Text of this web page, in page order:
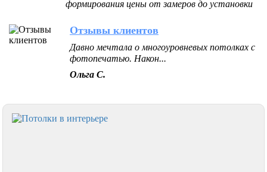
формирования цены от замеров до установки
Отзывы клиентов
Давно мечтала о многоуровневых потолках с
фотопечатью. Након...
Ольга С.